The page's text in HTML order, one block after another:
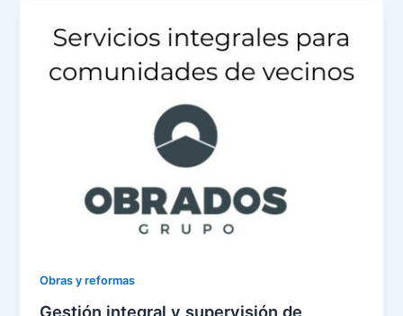
Obras y reformas
Gestión integral y supervisión de